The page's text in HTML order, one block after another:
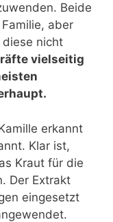
Beide
aber
diese nicht
vielseitig
erkannt
Klar ist,
Kraut für die
Der Extrakt
eingesetzt